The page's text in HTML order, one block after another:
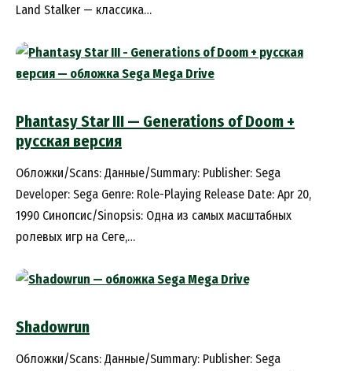
Land Stalker — классика…
Phantasy Star III — Generations of Doom +
русская версия
Обложки/Scans: Данные/Summary: Publisher: Sega
Developer: Sega Genre: Role-Playing Release Date: Apr 20,
1990 Синопсис/Sinopsis: Одна из самых масштабных
ролевых игр на Сеге,…
Shadowrun
Обложки/Scans: Данные/Summary: Publisher: Sega